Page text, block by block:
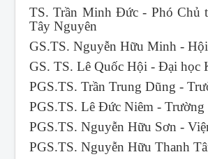
TS. Trần Minh Đức - Phó Chủ
Tây Nguyên
GS.TS. Nguyễn Hữu Minh -
GS. TS. Lê Quốc Hội - Đại
PGS.TS. Trần Trung Dũng -
PGS.TS. Lê Đức Niêm -
PGS.TS. Nguyễn Hữu Sơn -
PGS.TS. Nguyễn Hữu Thanh